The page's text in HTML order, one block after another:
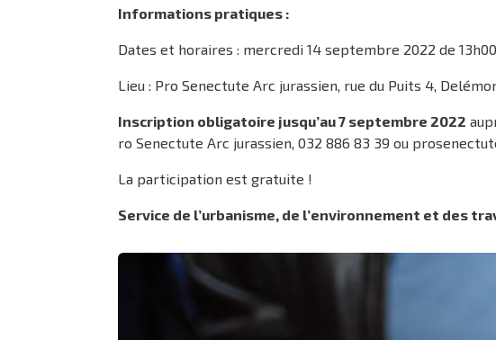
Informations pratiques :
Dates et horaires : mercredi 14 septembre 2022 de 13h00
Lieu : Pro Senectute Arc jurassien, rue du Puits 4,
Inscription obligatoire jusqu’au 7 septembre 2022
ro Senectute Arc jurassien, 032 886 83 39 ou
La participation est gratuite !
Service de l’urbanisme, de l’environnement et des